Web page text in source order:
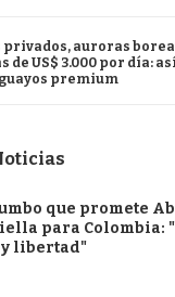
privados, auroras
de US$ 3.000 por día:
premium
que promete
para Colombia:
libertad"